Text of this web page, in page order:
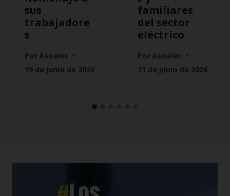
sus
trabajadore
s
Por Asoelec
19 de junio de 2026
familiares
del sector
eléctrico
Por Asoelec
11 de junio de 2026